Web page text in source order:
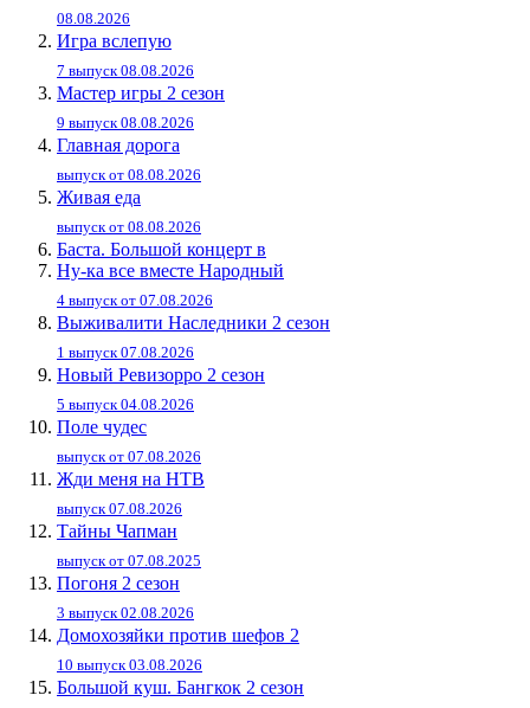
08.08.2026
Игра вслепую
7 выпуск 08.08.2026
Мастер игры 2 сезон
9 выпуск 08.08.2026
Главная дорога
выпуск от 08.08.2026
Живaя eдa
выпуск от 08.08.2026
Баста. Большой концерт в
Ну-ка все вместе Народный
4 выпуск от 07.08.2026
Выживалити Наследники 2 сезон
1 выпуск 07.08.2026
Новый Ревизорро 2 сезон
5 выпуск 04.08.2026
Поле чудес
выпуск от 07.08.2026
Жди меня на НТВ
выпуск 07.08.2026
Тайны Чапман
выпуск от 07.08.2025
Погоня 2 сезон
3 выпуск 02.08.2026
Домохозяйки против шефов 2
10 выпуск 03.08.2026
Большой куш. Бангкок 2 сезон